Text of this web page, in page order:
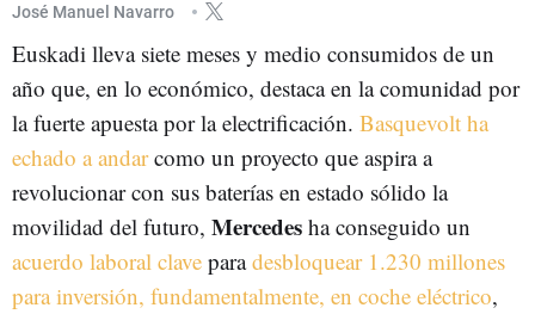
José Manuel Navarro
Euskadi lleva siete meses y medio consumidos de un
año que, en lo económico, destaca en la comunidad por
la fuerte apuesta por la electrificación. Basquevolt ha
echado a andarcomo un proyecto que aspira a
revolucionar con sus baterías en estado sólido la
movilidad del futuro, Mercedes ha conseguido un
acuerdo laboral clave paradesbloquear 1.230 millones
para inversión, fundamentalmente, en coche eléctrico,